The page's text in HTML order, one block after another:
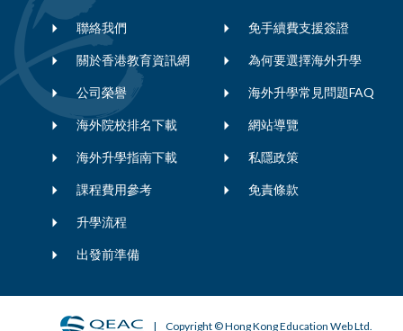
聯絡我們
關於香港教育資訊網
公司榮譽
海外院校排名下載
海外升學指南下載
課程費用參考
升學流程
出發前準備
免手續費支援簽證
為何要選擇海外升學
海外升學常見問題FAQ
網站導覽
私隱政策
免責條款
| Copyright © Hong Kong Education Web Ltd.